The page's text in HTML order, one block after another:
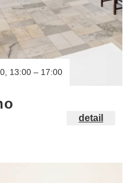
13:00 – 17:00
detail